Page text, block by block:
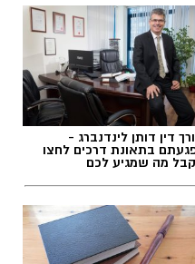
דין דותן לינדנברג -
בתאונת דרכים לחצו
מה שמגיע לכם